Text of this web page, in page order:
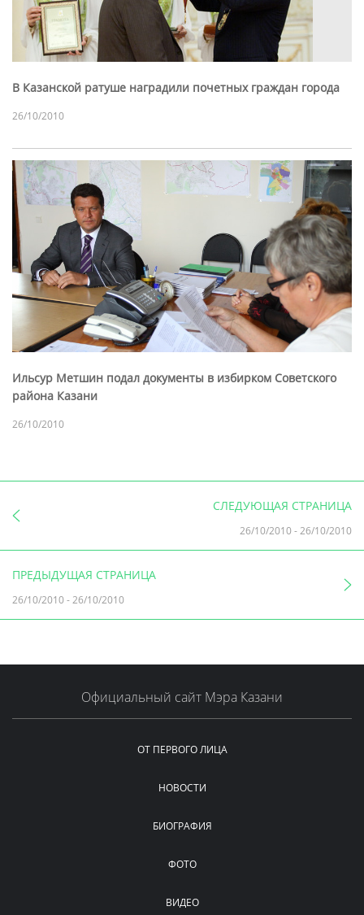
В Казанской ратуше наградили почетных граждан города
26/10/2010
Ильсур Метшин подал документы в избирком Советского
района Казани
26/10/2010
СЛЕДУЮЩАЯ СТРАНИЦА
26/10/2010-26/10/2010
ПРЕДЫДУЩАЯ СТРАНИЦА
26/10/2010-26/10/2010
Официальный сайт Мэра Казани
ОТ ПЕРВОГО ЛИЦА
НОВОСТИ
БИОГРАФИЯ
ФОТО
ВИДЕО